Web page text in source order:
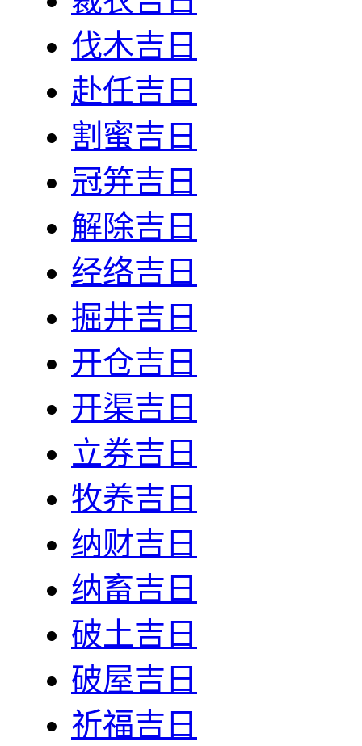
伐木吉日
赴任吉日
割蜜吉日
冠笄吉日
解除吉日
经络吉日
掘井吉日
开仓吉日
开渠吉日
立券吉日
牧养吉日
纳财吉日
纳畜吉日
破土吉日
破屋吉日
祈福吉日